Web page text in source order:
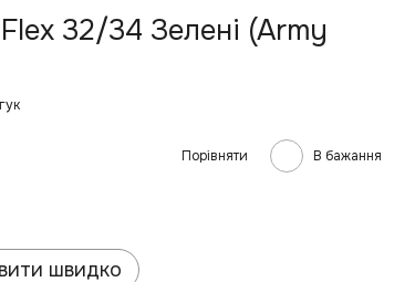
32/34 Зелені (Army
Порівняти В бажання
швидко